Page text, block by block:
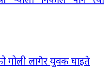
गोली लागेर युवक घाइते